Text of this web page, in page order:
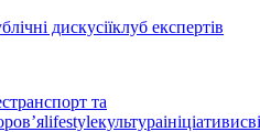
дискусіїклуб експертів
транспорт та
lifestyleкультураініціативи